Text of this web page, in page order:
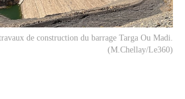
de construction du barrage Targa Ou Madi.
(M.Chellay/Le360)